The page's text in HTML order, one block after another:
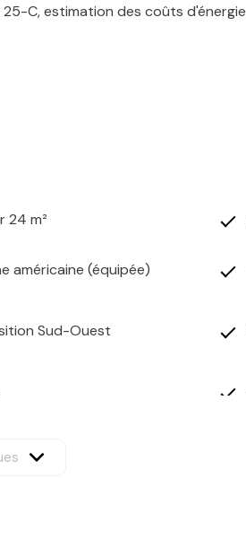
C, estimation des coûts
24 m²
américaine (équipée)
Sud-Ouest